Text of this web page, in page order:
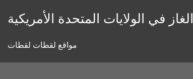
في الولايات المتحدة الأمريكية
مواقع لقطات لقطات